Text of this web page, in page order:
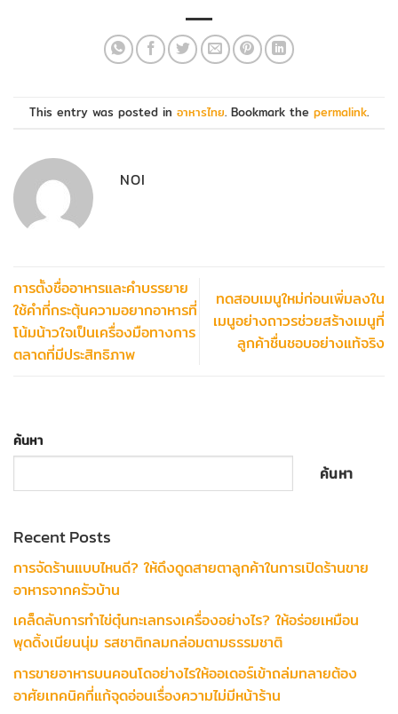
This entry was posted in อาหารไทย. Bookmark the permalink.
NOI
การตั้งชื่ออาหารและคำบรรยาย
ใช้คำที่กระตุ้นความอยากอาหารที่
โน้มน้าวใจเป็นเครื่องมือทางการ
ตลาดที่มีประสิทธิภาพ
ทดสอบเมนูใหม่ก่อนเพิ่มลงใน
เมนูอย่างถาวรช่วยสร้างเมนูที่
ลูกค้าชื่นชอบอย่างแท้จริง
ค้นหา
ค้นหา
Recent Posts
การจัดร้านแบบไหนดี? ให้ดึงดูดสายตาลูกค้าในการเปิดร้านขาย
อาหารจากครัวบ้าน
เคล็ดลับการทำไข่ตุ๋นทะเลทรงเครื่องอย่างไร? ให้อร่อยเหมือน
พุดดิ้งเนียนนุ่ม รสชาติกลมกล่อมตามธรรมชาติ
การขายอาหารบนคอนโดอย่างไรให้ออเดอร์เข้าถล่มทลายต้อง
อาศัยเทคนิคที่แก้จุดอ่อนเรื่องความไม่มีหน้าร้าน